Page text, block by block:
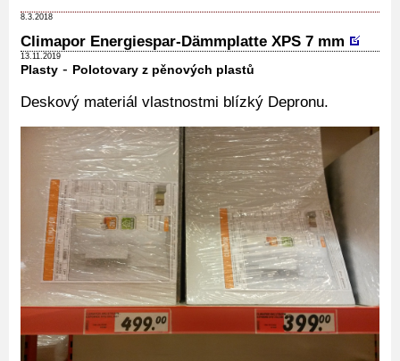
8.3.2018
Climapor Energiespar-Dämmplatte XPS 7 mm
13.11.2019
Plasty - Polotovary z pěnových plastů
Deskový materiál vlastnostmi blízký Depronu.